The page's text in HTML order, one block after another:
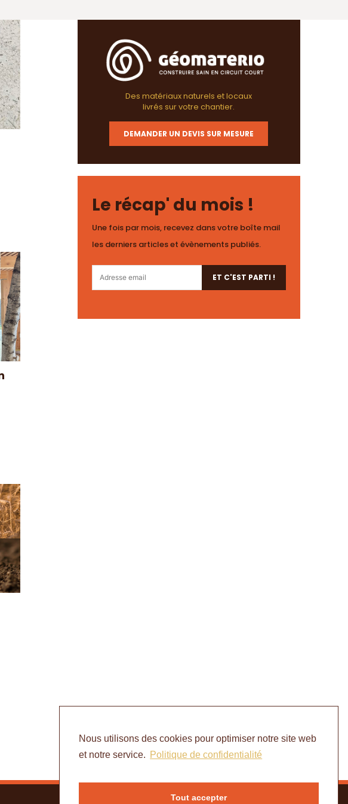
Des matériaux naturels et locaux
livrés sur votre chantier.
DEMANDER UN DEVIS SUR MESURE
Le récap' du mois !
Une fois par mois, recevez dans votre boîte mail
les derniers articles et évènements publiés.
ET C'EST PARTI !
Nous utilisons des cookies pour optimiser notre site web
et notre service. Politique de confidentialité
Tout accepter